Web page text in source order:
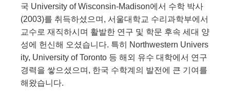
국 University of Wisconsin-Madison에서 수학 박사
(2003)를 취득하셨으며, 서울대학교 수리과학부에서
교수로 재직하시며 활발한 연구 및 학문 후속 세대 양
성에 헌신해 오셨습니다. 특히 Northwestern Univers
ity, University of Toronto 등 해외 유수 대학에서 연구
경력을 쌓으셨으며, 한국 수학계의 발전에 큰 기여를
해왔습니다.